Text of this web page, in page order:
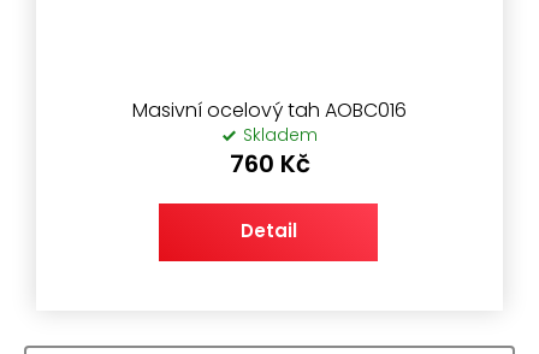
Masivní ocelový tah AOBC016
Skladem
760 Kč
Detail